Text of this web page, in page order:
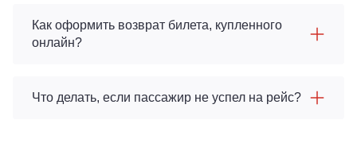
Как оформить возврат билета, купленного
онлайн?
Что делать, если пассажир не успел на рейс?